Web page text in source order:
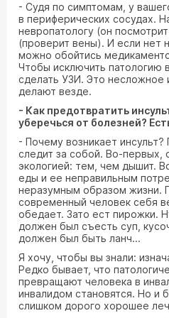
- Судя по симптомам, у
в периферических сосудах.
невропатологу (он
(проверит вены). И если нет
можно обойтись
Чтобы исключить патологию
сделать УЗИ. Это несложное
делают везде.
- Как предотвратить
уберечься от болезней?
- Почему возникает
следит за собой. Во-первых,
экологией: тем, чем дышит.
еды и ее неправильным
неразумным образом жизни.
современный человек себя
обедает. Зато ест пирожки.
должен был съесть суп,
должен был быть ланч...
Я хочу, чтобы вы знали:
Редко бывает, что
превращают человека в
инвалидом становятся. Но и
слишком дорого хорошее